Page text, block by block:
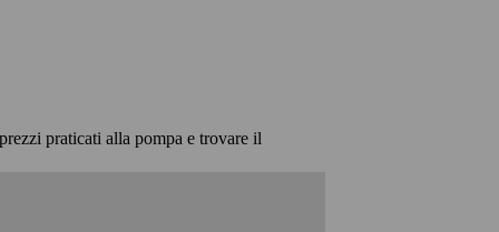
praticati alla pompa e trovare il